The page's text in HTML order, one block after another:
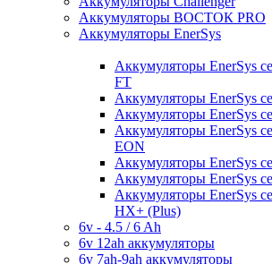
Аккумуляторы ВОСТОК PRO
Аккумуляторы EnerSys
Аккумуляторы EnerSys
FT
Аккумуляторы EnerSys
Аккумуляторы EnerSys
Аккумуляторы EnerSys
EON
Аккумуляторы EnerSys
Аккумуляторы EnerSys
Аккумуляторы EnerSys
HX+ (Plus)
6v - 4.5 / 6 Ah
6v 12ah аккумуляторы
6v 7ah-9ah аккумуляторы